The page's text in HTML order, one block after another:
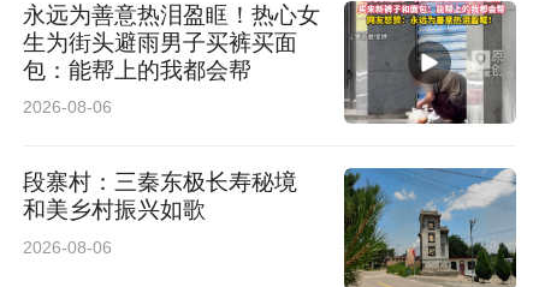
永远为善意热泪盈眶！热心女
生为街头避雨男子买裤买面
包：能帮上的我都会帮
2026-08-06
段寨村：三秦东极长寿秘境
和美乡村振兴如歌
2026-08-06